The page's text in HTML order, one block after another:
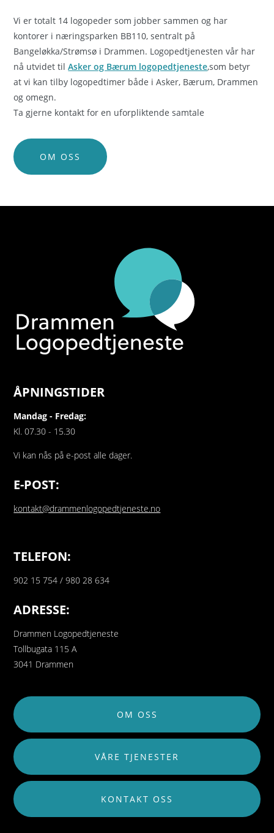
Vi er totalt 14 logopeder som jobber sammen og har
kontorer i næringsparken BB110, sentralt på
Bangeløkka/Strømsø i Drammen. Logopedtjenesten vår har
nå utvidet tilAsker og Bærum logopedtjeneste,som betyr
at vi kan tilby logopedtimer både i Asker, Bærum, Drammen
og omegn.
Ta gjerne kontakt for en uforpliktende samtale
OM OSS
ÅPNINGSTIDER
Mandag - Fredag:
Kl. 07.30 - 15.30
Vi kan nås på e-post alle dager.
E-POST:
kontakt@drammenlogopedtjeneste.no
TELEFON:
902 15 754 / 980 28 634
ADRESSE:
Drammen Logopedtjeneste
Tollbugata 115 A
3041 Drammen
OM OSS
VÅRE TJENESTER
KONTAKT OSS